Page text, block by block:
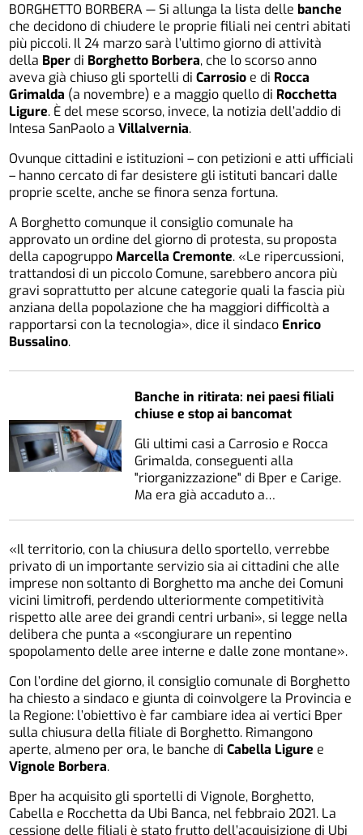
BORGHETTO BORBERA — Si allunga la lista dellebanche
che decidono di chiudere le proprie filiali nei centri abitati
più piccoli. Il 24 marzo sarà l’ultimo giorno di attività
della Bper di Borghetto Borbera, che lo scorso anno
aveva già chiuso gli sportelli diCarrosio e di Rocca
Grimalda (a novembre) e a maggio quello di Rocchetta
Ligure. È del mese scorso, invece, la notizia dell’addio di
Intesa SanPaolo aVillalvernia.
Ovunque cittadini e istituzioni – con petizioni e atti ufficiali
– hanno cercato di far desistere gli istituti bancari dalle
proprie scelte, anche se finora senza fortuna.
A Borghetto comunque il consiglio comunale ha
approvato un ordine del giorno di protesta, su proposta
della capogruppoMarcella Cremonte. «Le ripercussioni,
trattandosi di un piccolo Comune, sarebbero ancora più
gravi soprattutto per alcune categorie quali la fascia più
anziana della popolazione che ha maggiori difficoltà a
rapportarsi con la tecnologia», dice il sindaco Enrico
Bussalino.
Banche in ritirata: nei paesi filiali
chiuse e stop ai bancomat
Gli ultimi casi a Carrosio e Rocca
Grimalda, conseguenti alla
"riorganizzazione" di Bper e Carige.
Ma era già accaduto a…
«Il territorio, con la chiusura dello sportello, verrebbe
privato di un importante servizio sia ai cittadini che alle
imprese non soltanto di Borghetto ma anche dei Comuni
vicini limitrofi, perdendo ulteriormente competitività
rispetto alle aree dei grandi centri urbani», si legge nella
delibera che punta a «scongiurare un repentino
spopolamento delle aree interne e dalle zone montane».
Con l’ordine del giorno, il consiglio comunale di Borghetto
ha chiesto a sindaco e giunta di coinvolgere la Provincia e
la Regione: l’obiettivo è far cambiare idea ai vertici Bper
sulla chiusura della filiale di Borghetto. Rimangono
aperte, almeno per ora, le banche diCabella Ligure e
Vignole Borbera.
Bper ha acquisito gli sportelli di Vignole, Borghetto,
Cabella e Rocchetta da Ubi Banca, nel febbraio 2021. La
cessione delle filiali è stato frutto dell’acquisizione di Ubi